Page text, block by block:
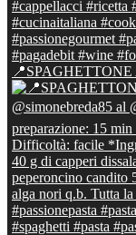
📍SPAGHETTONE